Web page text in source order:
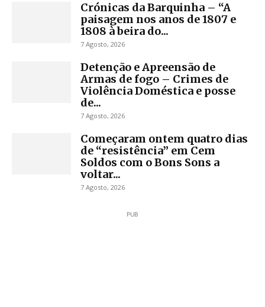
Crónicas da Barquinha – “A
paisagem nos anos de 1807 e
1808 à beira do...
7 Agosto, 2026
Detenção e Apreensão de
Armas de fogo – Crimes de
Violência Doméstica e posse
de...
7 Agosto, 2026
Começaram ontem quatro dias
de “resistência” em Cem
Soldos com o Bons Sons a
voltar...
7 Agosto, 2026
PUB